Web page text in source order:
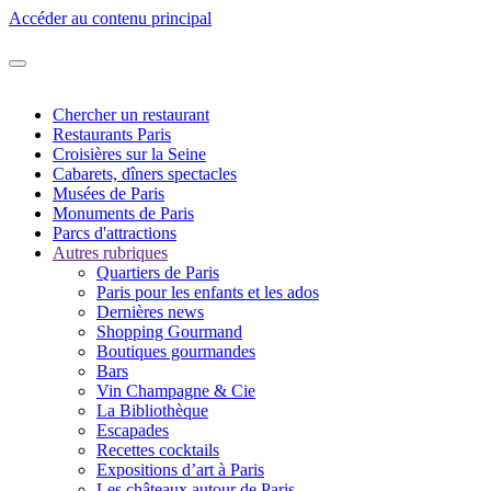
Accéder au contenu principal
Chercher un restaurant
Restaurants Paris
Croisières sur la Seine
Cabarets, dîners spectacles
Musées de Paris
Monuments de Paris
Parcs d'attractions
Autres rubriques
Quartiers de Paris
Paris pour les enfants et les ados
Dernières news
Shopping Gourmand
Boutiques gourmandes
Bars
Vin Champagne & Cie
La Bibliothèque
Escapades
Recettes cocktails
Expositions d’art à Paris